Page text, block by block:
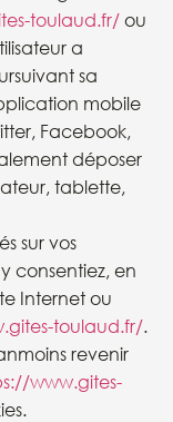
toulaud.fr/ ou
a
sa
mobile
Facebook,
déposer
tablette,
sur vos
consentiez, en
Internet ou
toulaud.fr/.
revenir
www.gites-